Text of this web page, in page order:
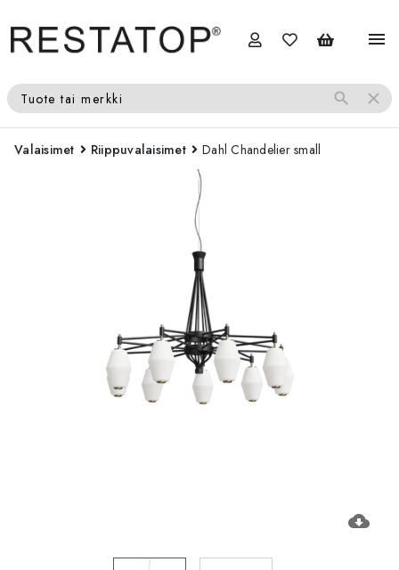
menu
Tuote tai merkki search close
Valaisimet Riippuvalaisimet Dahl Chandelier small
cloud_download